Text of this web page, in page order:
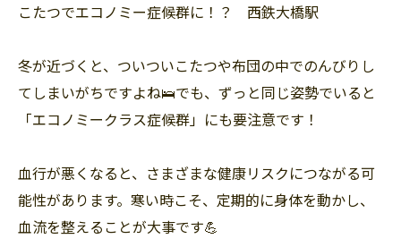
こたつでエコノミー症候群に！？ 西鉄大橋駅
冬が近づくと、ついついこたつや布団の中でのんびりし
てしまいがちですよね🛌でも、ずっと同じ姿勢でいると
「エコノミークラス症候群」にも要注意です！
血行が悪くなると、さまざまな健康リスクにつながる可
能性があります。寒い時こそ、定期的に身体を動かし、
血流を整えることが大事です💪